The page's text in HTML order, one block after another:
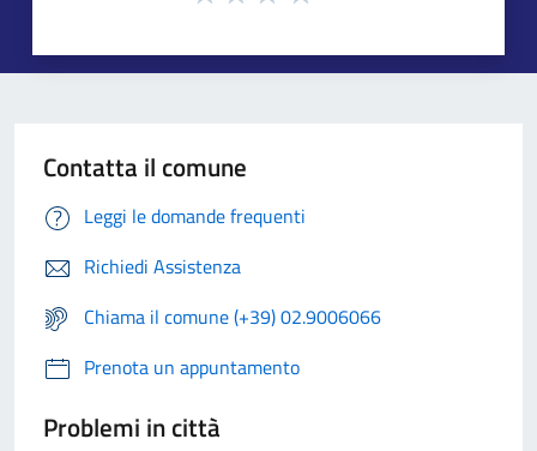
Contatta il comune
Leggi le domande frequenti
Richiedi Assistenza
Chiama il comune (+39) 02.9006066
Prenota un appuntamento
Problemi in città